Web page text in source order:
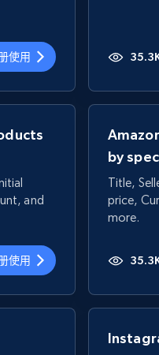
使用
and
使用
by
Title,
price,
more.